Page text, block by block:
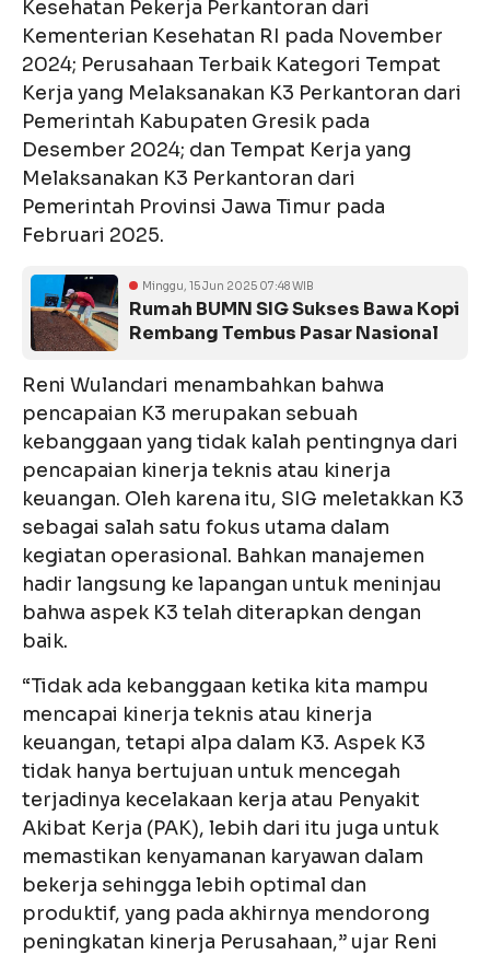
Kesehatan Pekerja Perkantoran dari
Kementerian Kesehatan RI pada November
2024; Perusahaan Terbaik Kategori Tempat
Kerja yang Melaksanakan K3 Perkantoran dari
Pemerintah Kabupaten Gresik pada
Desember 2024; dan Tempat Kerja yang
Melaksanakan K3 Perkantoran dari
Pemerintah Provinsi Jawa Timur pada
Februari 2025.
Minggu, 15 Jun 2025 07:48 WIB
Rumah BUMN SIG Sukses Bawa Kopi
Rembang Tembus Pasar Nasional
Reni Wulandari menambahkan bahwa
pencapaian K3 merupakan sebuah
kebanggaan yang tidak kalah pentingnya dari
pencapaian kinerja teknis atau kinerja
keuangan. Oleh karena itu, SIG meletakkan K3
sebagai salah satu fokus utama dalam
kegiatan operasional. Bahkan manajemen
hadir langsung ke lapangan untuk meninjau
bahwa aspek K3 telah diterapkan dengan
baik.
“Tidak ada kebanggaan ketika kita mampu
mencapai kinerja teknis atau kinerja
keuangan, tetapi alpa dalam K3. Aspek K3
tidak hanya bertujuan untuk mencegah
terjadinya kecelakaan kerja atau Penyakit
Akibat Kerja (PAK), lebih dari itu juga untuk
memastikan kenyamanan karyawan dalam
bekerja sehingga lebih optimal dan
produktif, yang pada akhirnya mendorong
peningkatan kinerja Perusahaan,” ujar Reni